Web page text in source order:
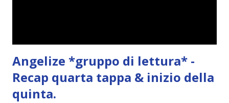
Angelize *gruppo di lettura* -
Recap quarta tappa & inizio della
quinta.